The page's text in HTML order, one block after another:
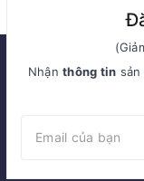
Nhậnthông tin